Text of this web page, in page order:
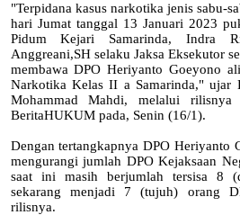
"Terpidana kasus narkotika jenis sabu-
hari Jumat tanggal 13 Januari 2023
Pidum Kejari Samarinda, Indra
Anggreani,SH selaku Jaksa Eksekutor
membawa DPO Heriyanto Goeyono
Narkotika Kelas II a Samarinda," ujar
Mohammad Mahdi, melalui
BeritaHUKUM pada, Senin (16/1).
Dengan tertangkapnya DPO Heriyanto
mengurangi jumlah DPO Kejaksaan
saat ini masih berjumlah tersisa 8
sekarang menjadi 7 (tujuh) orang
rilisnya.